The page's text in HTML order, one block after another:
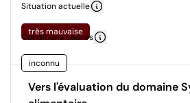
Situation actuelle
très mauvaise
Conditions cadres
inconnu
Vers l'évaluation du domaine